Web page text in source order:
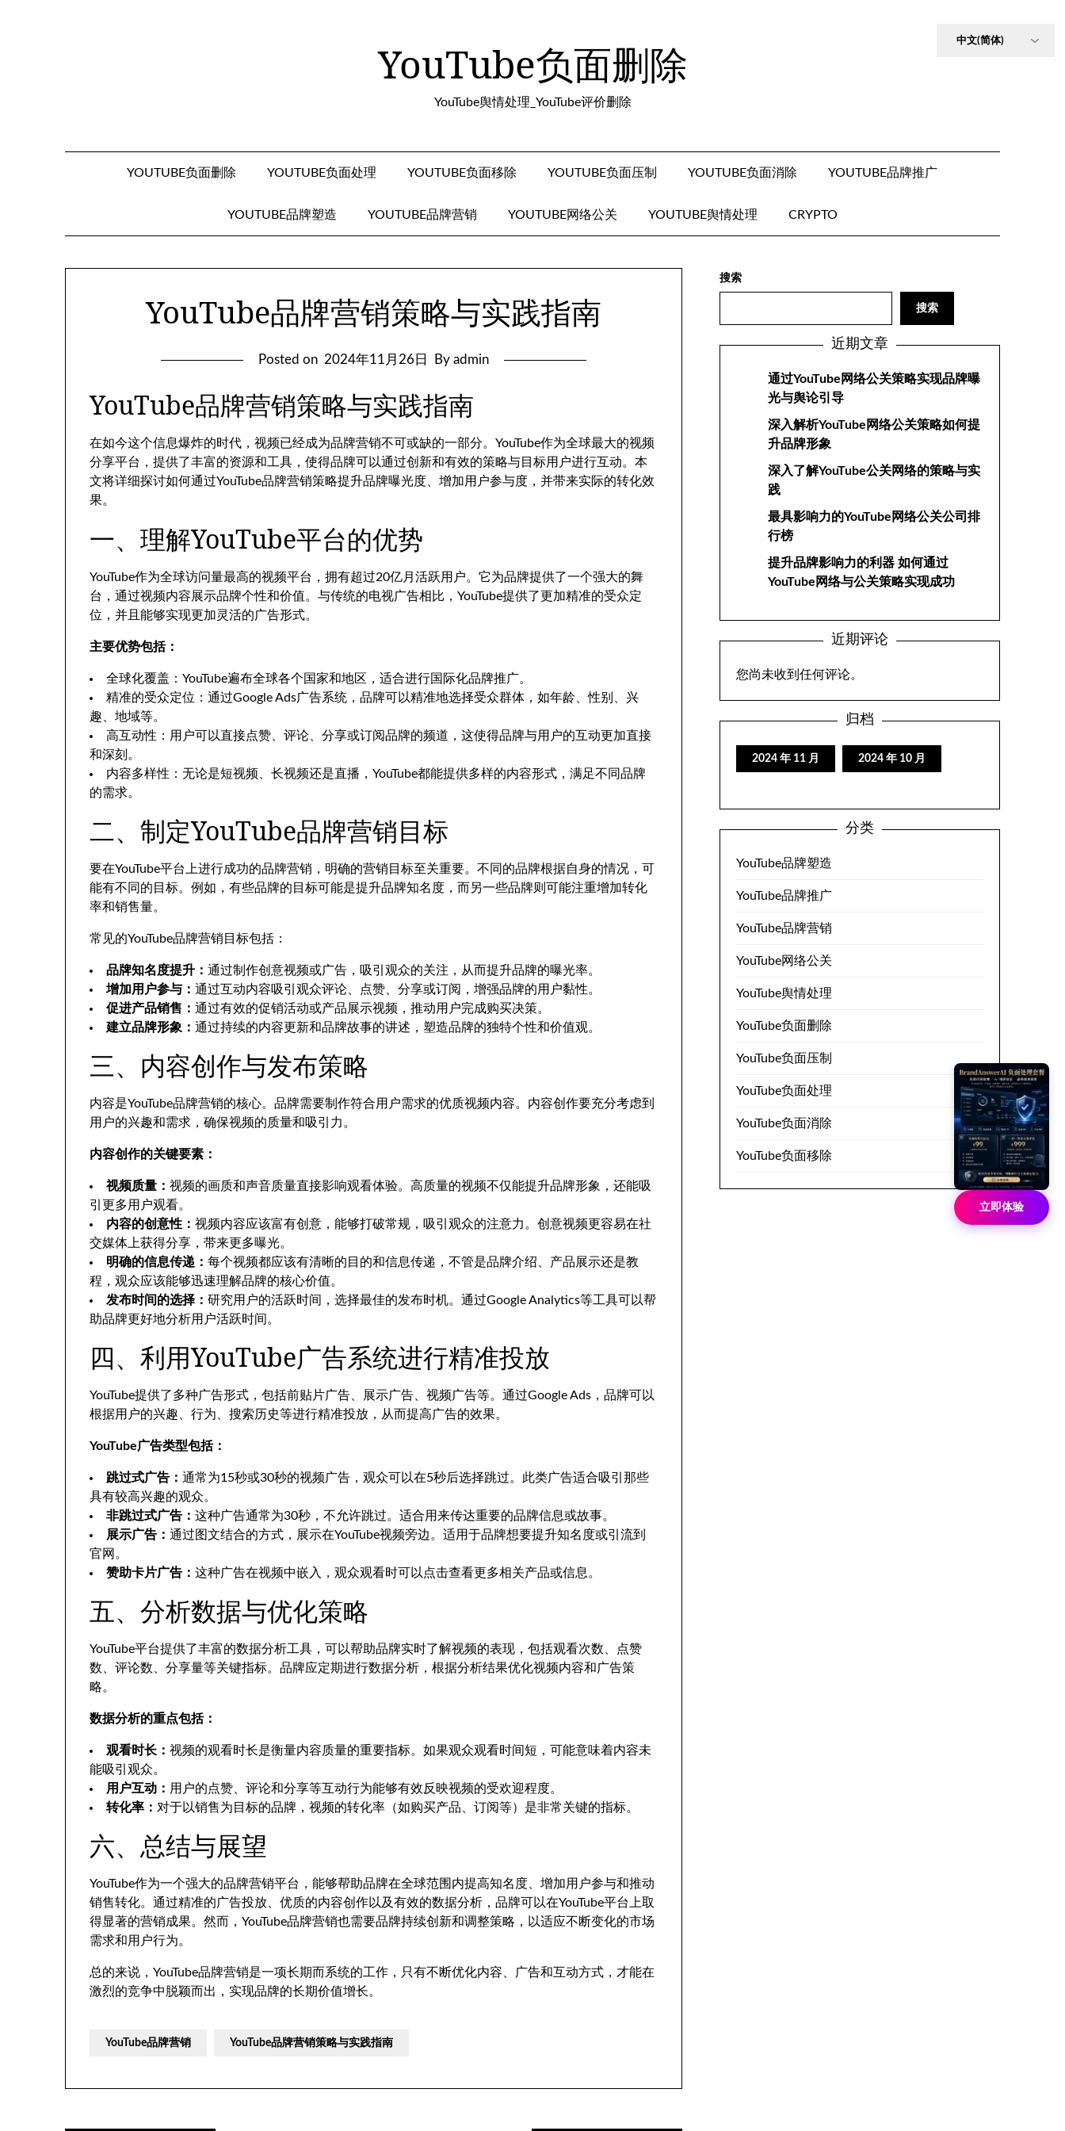
YouTube负面删除
YouTube舆情处理_YouTube评价删除
YOUTUBE负面删除 YOUTUBE负面处理 YOUTUBE负面移除 YOUTUBE负面压制 YOUTUBE负面消除 YOUTUBE品牌推广
YOUTUBE品牌塑造 YOUTUBE品牌营销 YOUTUBE网络公关 YOUTUBE舆情处理 CRYPTO
YouTube品牌营销策略与实践指南
Posted on 2024年11月26日 By admin
YouTube品牌营销策略与实践指南
在如今这个信息爆炸的时代，视频已经成为品牌营销不可或缺的一部分。YouTube作为全球最大的视频
分享平台，提供了丰富的资源和工具，使得品牌可以通过创新和有效的策略与目标用户进行互动。本
文将详细探讨如何通过YouTube品牌营销策略提升品牌曝光度、增加用户参与度，并带来实际的转化效
果。
一、理解YouTube平台的优势
YouTube作为全球访问量最高的视频平台，拥有超过20亿月活跃用户。它为品牌提供了一个强大的舞
台，通过视频内容展示品牌个性和价值。与传统的电视广告相比，YouTube提供了更加精准的受众定
位，并且能够实现更加灵活的广告形式。
主要优势包括：
全球化覆盖：YouTube遍布全球各个国家和地区，适合进行国际化品牌推广。
精准的受众定位：通过Google Ads广告系统，品牌可以精准地选择受众群体，如年龄、性别、兴
趣、地域等。
高互动性：用户可以直接点赞、评论、分享或订阅品牌的频道，这使得品牌与用户的互动更加直接
和深刻。
内容多样性：无论是短视频、长视频还是直播，YouTube都能提供多样的内容形式，满足不同品牌
的需求。
二、制定YouTube品牌营销目标
要在YouTube平台上进行成功的品牌营销，明确的营销目标至关重要。不同的品牌根据自身的情况，可
能有不同的目标。例如，有些品牌的目标可能是提升品牌知名度，而另一些品牌则可能注重增加转化
率和销售量。
常见的YouTube品牌营销目标包括：
品牌知名度提升： 通过制作创意视频或广告，吸引观众的关注，从而提升品牌的曝光率。
增加用户参与： 通过互动内容吸引观众评论、点赞、分享或订阅，增强品牌的用户黏性。
促进产品销售： 通过有效的促销活动或产品展示视频，推动用户完成购买决策。
建立品牌形象： 通过持续的内容更新和品牌故事的讲述，塑造品牌的独特个性和价值观。
三、内容创作与发布策略
内容是YouTube品牌营销的核心。品牌需要制作符合用户需求的优质视频内容。内容创作要充分考虑到
用户的兴趣和需求，确保视频的质量和吸引力。
内容创作的关键要素：
视频质量： 视频的画质和声音质量直接影响观看体验。高质量的视频不仅能提升品牌形象，还能吸
引更多用户观看。
内容的创意性： 视频内容应该富有创意，能够打破常规，吸引观众的注意力。创意视频更容易在社
交媒体上获得分享，带来更多曝光。
明确的信息传递： 每个视频都应该有清晰的目的和信息传递，不管是品牌介绍、产品展示还是教
程，观众应该能够迅速理解品牌的核心价值。
发布时间的选择： 研究用户的活跃时间，选择最佳的发布时机。通过Google Analytics等工具可以帮
助品牌更好地分析用户活跃时间。
四、利用YouTube广告系统进行精准投放
YouTube提供了多种广告形式，包括前贴片广告、展示广告、视频广告等。通过Google Ads，品牌可以
根据用户的兴趣、行为、搜索历史等进行精准投放，从而提高广告的效果。
YouTube广告类型包括：
跳过式广告： 通常为15秒或30秒的视频广告，观众可以在5秒后选择跳过。此类广告适合吸引那些
具有较高兴趣的观众。
非跳过式广告： 这种广告通常为30秒，不允许跳过。适合用来传达重要的品牌信息或故事。
展示广告： 通过图文结合的方式，展示在YouTube视频旁边。适用于品牌想要提升知名度或引流到
官网。
赞助卡片广告： 这种广告在视频中嵌入，观众观看时可以点击查看更多相关产品或信息。
五、分析数据与优化策略
YouTube平台提供了丰富的数据分析工具，可以帮助品牌实时了解视频的表现，包括观看次数、点赞
数、评论数、分享量等关键指标。品牌应定期进行数据分析，根据分析结果优化视频内容和广告策
略。
数据分析的重点包括：
观看时长： 视频的观看时长是衡量内容质量的重要指标。如果观众观看时间短，可能意味着内容未
能吸引观众。
用户互动： 用户的点赞、评论和分享等互动行为能够有效反映视频的受欢迎程度。
转化率： 对于以销售为目标的品牌，视频的转化率（如购买产品、订阅等）是非常关键的指标。
六、总结与展望
YouTube作为一个强大的品牌营销平台，能够帮助品牌在全球范围内提高知名度、增加用户参与和推动
销售转化。通过精准的广告投放、优质的内容创作以及有效的数据分析，品牌可以在YouTube平台上取
得显著的营销成果。然而，YouTube品牌营销也需要品牌持续创新和调整策略，以适应不断变化的市场
需求和用户行为。
总的来说，YouTube品牌营销是一项长期而系统的工作，只有不断优化内容、广告和互动方式，才能在
激烈的竞争中脱颖而出，实现品牌的长期价值增长。
YouTube品牌营销 YouTube品牌营销策略与实践指南
搜索
搜索
近期文章
通过YouTube网络公关策略实现品牌曝
光与舆论引导
深入解析YouTube网络公关策略如何提
升品牌形象
深入了解YouTube公关网络的策略与实
践
最具影响力的YouTube网络公关公司排
行榜
提升品牌影响力的利器 如何通过
YouTube网络与公关策略实现成功
近期评论
您尚未收到任何评论。
归档
2024 年 11 月 2024 年 10 月
分类
YouTube品牌塑造
YouTube品牌推广
YouTube品牌营销
YouTube网络公关
YouTube舆情处理
YouTube负面删除
YouTube负面压制
YouTube负面处理
YouTube负面消除
YouTube负面移除
立即体验